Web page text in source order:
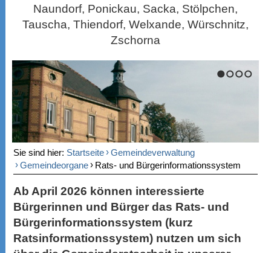
Naundorf, Ponickau, Sacka, Stölpchen,
Tauscha, Thiendorf, Welxande, Würschnitz,
Zschorna
Sie sind hier: Startseite›Gemeindeverwaltung
›Gemeindeorgane› Rats- und Bürgerinformationssystem
Ab April 2026 können interessierte
Bürgerinnen und Bürger das Rats- und
Bürgerinformationssystem (kurz
Ratsinformationssystem) nutzen um sich